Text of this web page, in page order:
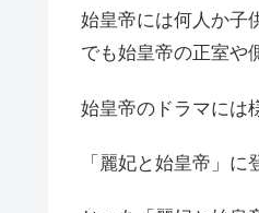
始皇帝には何人か子
でも始皇帝の正室や
始皇帝のドラマには
「麗妃と始皇帝」